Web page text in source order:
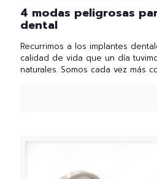
4 modas peligrosas
dental
Recurrimos a los implantes
calidad de vida que un día
naturales. Somos cada vez más